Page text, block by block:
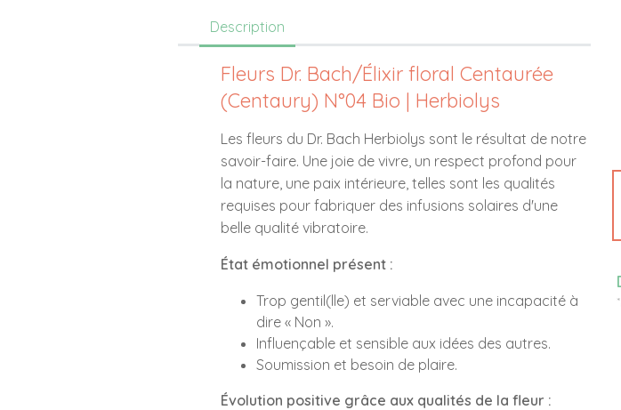
*
Description
Fleurs Dr. Bach/Élixir floral Centaurée
(Centaury) N°04 Bio | Herbiolys
Les fleurs du Dr. Bach Herbiolys sont le résultat de notre
savoir-faire. Une joie de vivre, un respect profond pour
la nature, une paix intérieure, telles sont les qualités
requises pour fabriquer des infusions solaires d'une
belle qualité vibratoire.
État émotionnel présent :
Trop gentil(lle) et serviable avec une incapacité à
dire « Non ».
Influençable et sensible aux idées des autres.
Soumission et besoin de plaire.
Évolution positive grâce aux qualités de la fleur :